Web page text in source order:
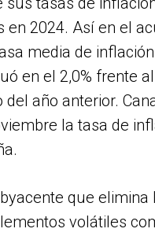
en 2024. Así en el
media de
en el 2,0% frente
año anterior.
la tasa de
que elimina
volátiles